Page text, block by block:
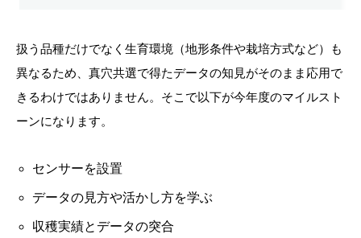
扱う品種だけでなく生育環境（地形条件や栽培方式など）も
異なるため、真穴共選で得たデータの知見がそのまま応用で
きるわけではありません。そこで以下が今年度のマイルスト
ーンになります。
センサーを設置
データの見方や活かし方を学ぶ
収穫実績とデータの突合